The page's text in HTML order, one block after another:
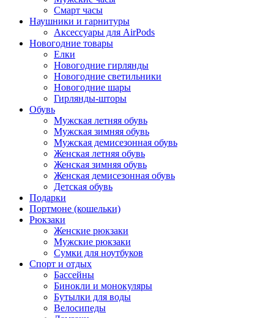
Смарт часы
Наушники и гарнитуры
Аксессуары для AirPods
Новогодние товары
Елки
Новогодние гирлянды
Новогодние светильники
Новогодние шары
Гирлянды-шторы
Обувь
Мужская летняя обувь
Мужская зимняя обувь
Мужская демисезонная обувь
Женская летняя обувь
Женская зимняя обувь
Женская демисезонная обувь
Детская обувь
Подарки
Портмоне (кошельки)
Рюкзаки
Женские рюкзаки
Мужские рюкзаки
Сумки для ноутбуков
Спорт и отдых
Бассейны
Бинокли и монокуляры
Бутылки для воды
Велосипеды